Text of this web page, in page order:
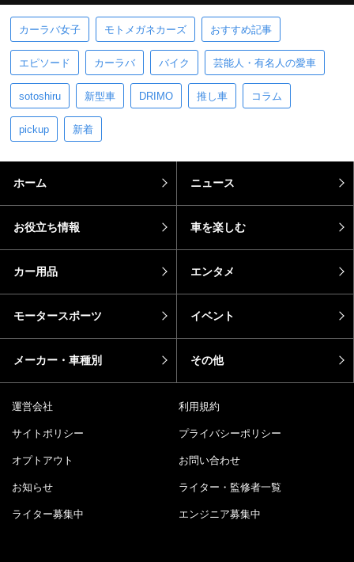
カーラバ女子 モトメガネカーズ おすすめ記事
エピソード カーラバ バイク 芸能人・有名人の愛車
sotoshiru 新型車 DRIMO 推し車 コラム
pickup 新着
ホーム ニュース
お役立ち情報 車を楽しむ
カー用品 エンタメ
モータースポーツ イベント
メーカー・車種別 その他
運営会社 利用規約
サイトポリシー プライバシーポリシー
オプトアウト お問い合わせ
お知らせ ライター・監修者一覧
ライター募集中 エンジニア募集中